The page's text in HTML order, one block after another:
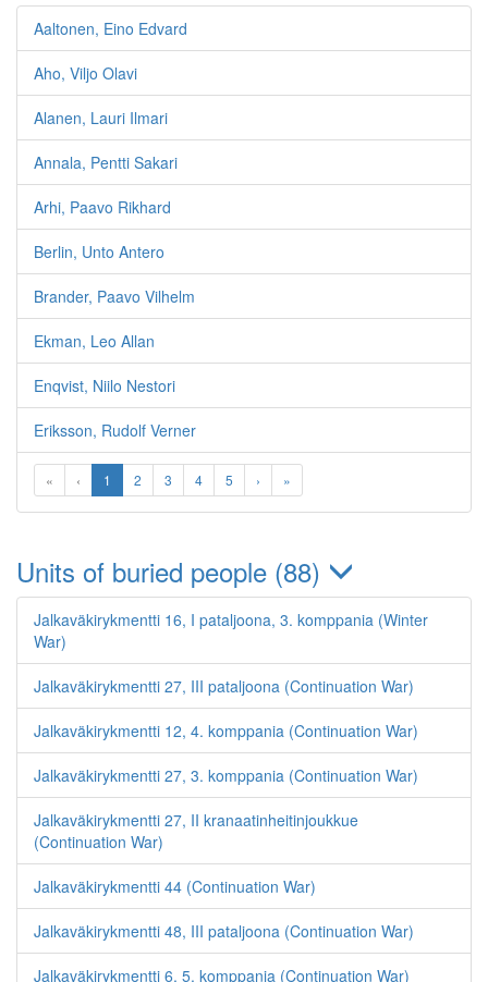
Aaltonen, Eino Edvard
Aho, Viljo Olavi
Alanen, Lauri Ilmari
Annala, Pentti Sakari
Arhi, Paavo Rikhard
Berlin, Unto Antero
Brander, Paavo Vilhelm
Ekman, Leo Allan
Enqvist, Niilo Nestori
Eriksson, Rudolf Verner
« ‹ 1 2 3 4 5 › »
Units of buried people (88)
Jalkaväkirykmentti 16, I pataljoona, 3. komppania (Winter
War)
Jalkaväkirykmentti 27, III pataljoona (Continuation War)
Jalkaväkirykmentti 12, 4. komppania (Continuation War)
Jalkaväkirykmentti 27, 3. komppania (Continuation War)
Jalkaväkirykmentti 27, II kranaatinheitinjoukkue
(Continuation War)
Jalkaväkirykmentti 44 (Continuation War)
Jalkaväkirykmentti 48, III pataljoona (Continuation War)
Jalkaväkirykmentti 6, 5. komppania (Continuation War)